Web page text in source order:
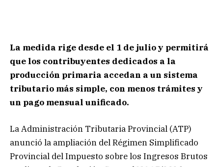
La medida rige desde el 1 de julio y permitirá
que los contribuyentes dedicados a la
producción primaria accedan a un sistema
tributario más simple, con menos trámites y
un pago mensual unificado.
La Administración Tributaria Provincial (ATP)
anunció la ampliación del Régimen Simplificado
Provincial del Impuesto sobre los Ingresos Brutos